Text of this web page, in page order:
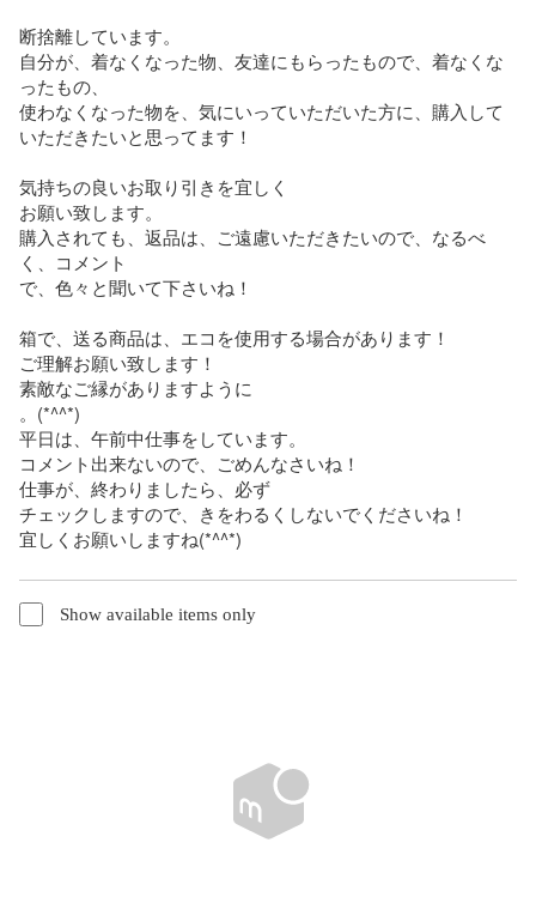
断捨離しています。
自分が、着なくなった物、友達にもらったもので、着なくな
ったもの、
使わなくなった物を、気にいっていただいた方に、購入して
いただきたいと思ってます！
気持ちの良いお取り引きを宜しく
お願い致します。
購入されても、返品は、ご遠慮いただきたいので、なるべ
く、コメント
で、色々と聞いて下さいね！
箱で、送る商品は、エコを使用する場合があります！
ご理解お願い致します！
素敵なご縁がありますように
。(*^^*)
平日は、午前中仕事をしています。
コメント出来ないので、ごめんなさいね！
仕事が、終わりましたら、必ず
チェックしますので、きをわるくしないでくださいね！
宜しくお願いしますね(*^^*)
Show available items only